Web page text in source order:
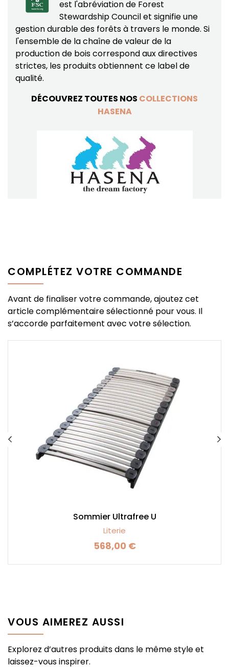
est l'abréviation de Forest
Stewardship Council et signifie une
gestion durable des forêts à travers le monde. Si
l'ensemble de la chaîne de valeur de la
production de bois correspond aux directives
strictes, les produits obtiennent ce label de
qualité.
DÉCOUVREZ TOUTES NOS COLLECTIONS
HASENA
COMPLÉTEZ VOTRE COMMANDE
Avant de finaliser votre commande, ajoutez cet
article complémentaire sélectionné pour vous. Il
s’accorde parfaitement avec votre sélection.
Sommier Ultrafree U
Literie
Prix
568,00 €
VOUS AIMEREZ AUSSI
Explorez d’autres produits dans le même style et
laissez-vous inspirer.